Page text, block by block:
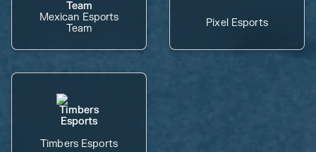
Mexican Esports
Team
Pixel Esports
Timbers Esports